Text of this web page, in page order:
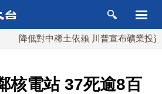
低對中稀土依賴 川普宣布礦業投資20億
核電站 37死逾8百